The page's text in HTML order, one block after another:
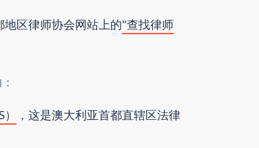
区律师协会网站上的"查找律师
，这是澳大利亚首都直辖区法律